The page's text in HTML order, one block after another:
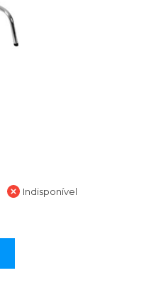
Indisponível